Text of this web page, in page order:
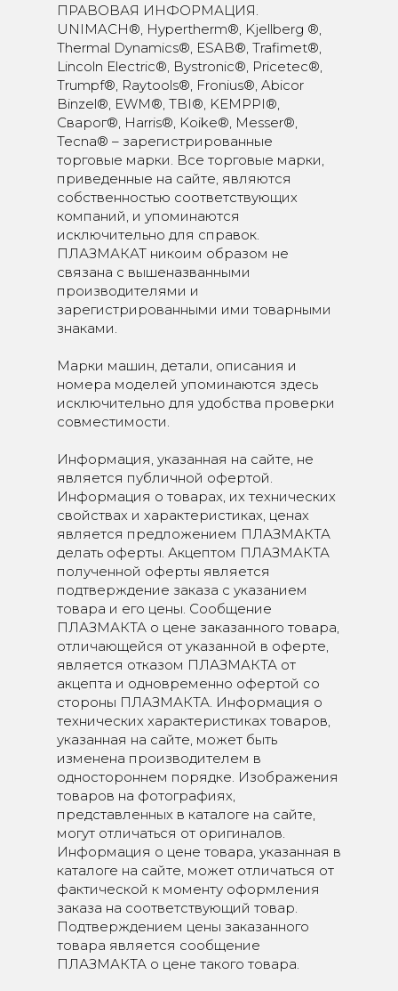
ПРАВОВАЯ ИНФОРМАЦИЯ.
UNIMACH®, Hypertherm®, Kjellberg ®,
Thermal Dynamics®, ESAB®, Trafimet®,
Lincoln Electric®, Bystronic®, Pricetec®,
Trumpf®, Raytools®, Fronius®, Abicor
Binzel®, EWM®, TBI®, KEMPPI®,
Сварог®, Harris®, Koike®, Messer®,
Tecna® – зарегистрированные
торговые марки. Все торговые марки,
приведенные на сайте, являются
собственностью соответствующих
компаний, и упоминаются
исключительно для справок.
ПЛАЗМАКАТ никоим образом не
связана с вышеназванными
производителями и
зарегистрированными ими товарными
знаками.
Марки машин, детали, описания и
номера моделей упоминаются здесь
исключительно для удобства проверки
совместимости.
Информация, указанная на сайте, не
является публичной офертой.
Информация о товарах, их технических
свойствах и характеристиках, ценах
является предложением ПЛАЗМАКТА
делать оферты. Акцептом ПЛАЗМАКТА
полученной оферты является
подтверждение заказа с указанием
товара и его цены. Сообщение
ПЛАЗМАКТА о цене заказанного товара,
отличающейся от указанной в оферте,
является отказом ПЛАЗМАКТА от
акцепта и одновременно офертой со
стороны ПЛАЗМАКТА. Информация о
технических характеристиках товаров,
указанная на сайте, может быть
изменена производителем в
одностороннем порядке. Изображения
товаров на фотографиях,
представленных в каталоге на сайте,
могут отличаться от оригиналов.
Информация о цене товара, указанная в
каталоге на сайте, может отличаться от
фактической к моменту оформления
заказа на соответствующий товар.
Подтверждением цены заказанного
товара является сообщение
ПЛАЗМАКТА о цене такого товара.